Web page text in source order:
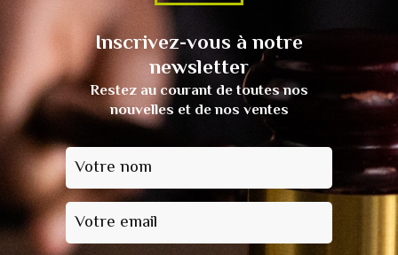
Inscrivez-vous à notre
newsletter
Restez au courant de toutes nos
nouvelles et de nos ventes
Votre nom
Votre email